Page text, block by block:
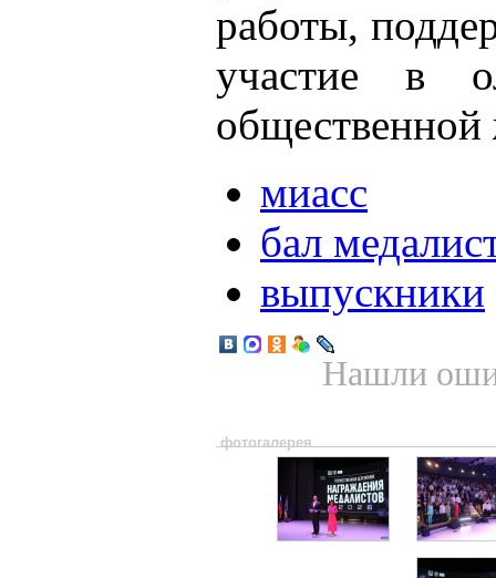
работы,
участие в
миасс
бал
выпускники
Нашли
фотогалерея